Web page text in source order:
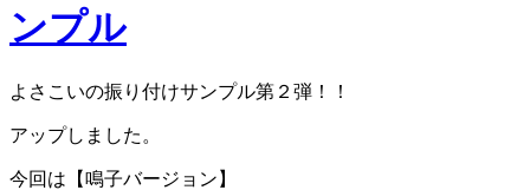
ンプル
よさこいの振り付けサンプル第２弾！！
アップしました。
今回は【鳴子バージョン】